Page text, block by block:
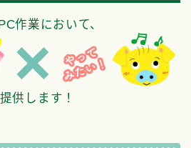
作業において、
供します！